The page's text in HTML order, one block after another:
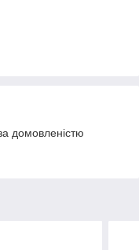
домовленістю